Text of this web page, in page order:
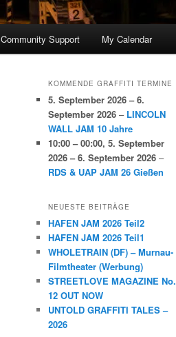
Community Support My Calendar
KOMMENDE GRAFFITI TERMINE
5. September 2026 – 6.
September 2026 – LINCOLN
WALL JAM 10 Jahre
10:00 – 00:00, 5. September
2026 – 6. September 2026 –
RDS & UAP JAM 26 Gießen
NEUESTE BEITRÄGE
HAFEN JAM 2026 Teil2
HAFEN JAM 2026 Teil1
WHOLETRAIN (DF) – Murnau-
Filmtheater (Werbung)
STREETLOVE MAGAZINE No.
12 OUT NOW
UNTOLD GRAFFITI TALES –
2026